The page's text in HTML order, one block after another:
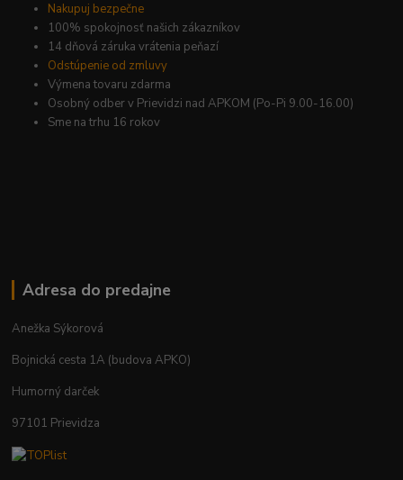
Nakupuj bezpečne
100% spokojnosť našich zákazníkov
14 dňová záruka vrátenia peňazí
Odstúpenie od zmluvy
Výmena tovaru zdarma
Osobný odber v Prievidzi nad APKOM (Po-Pi 9.00-16.00)
Sme na trhu 16 rokov
Adresa do predajne
Anežka Sýkorová
Bojnická cesta 1A (budova APKO)
Humorný darček
97101 Prievidza